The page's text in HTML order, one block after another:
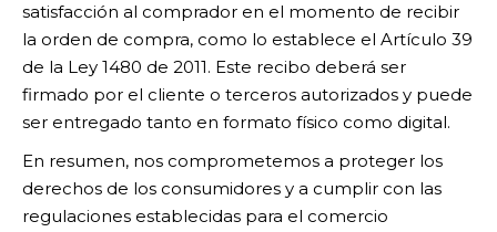
satisfacción al comprador en el momento de recibir
la orden de compra, como lo establece el Artículo 39
de la Ley 1480 de 2011. Este recibo deberá ser
firmado por el cliente o terceros autorizados y puede
ser entregado tanto en formato físico como digital.
En resumen, nos comprometemos a proteger los
derechos de los consumidores y a cumplir con las
regulaciones establecidas para el comercio